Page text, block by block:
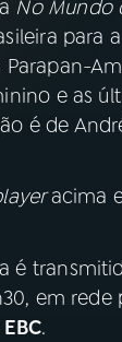
Facebook
X
No Mundo
para
Parapan-
e as
é de
acima
é
em
.